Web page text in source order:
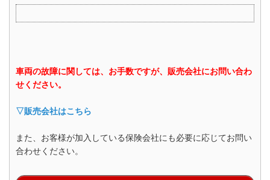
車両の故障に関しては、お手数ですが、販売会社にお問い合わ
せください。
▽販売会社はこちら
また、お客様が加入している保険会社にも必要に応じてお問い
合わせください。